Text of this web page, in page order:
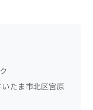
たま市北区宮原